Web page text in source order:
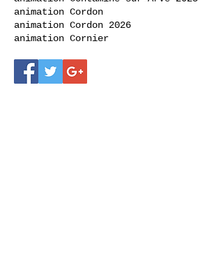
animation Cordon
animation Cordon 2026
animation Cornier